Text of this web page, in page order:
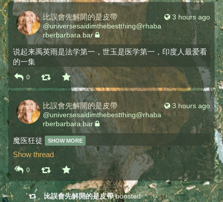
3 hours ago
比誤會先解開的是皮帶
@universesaidimthebestthing@rhaba
rberbarbara.bar
说起来禹英雨是法学第一，世玉是医学第一，印度人最爱看
的一集
0
3 hours ago
比誤會先解開的是皮帶
@universesaidimthebestthing@rhaba
rberbarbara.bar
魔医狂徒 SHOW MORE
Show thread
0
比誤會先解開的是皮帶 boosted